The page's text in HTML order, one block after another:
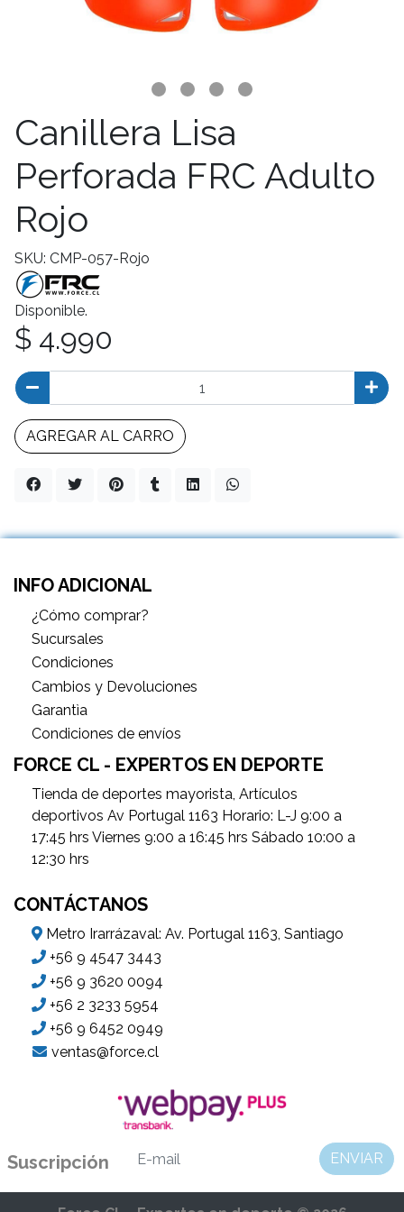
Canillera Lisa
Perforada FRC Adulto
Rojo
SKU: CMP-057-Rojo
Disponible.
$ 4.990
AGREGAR AL CARRO
INFO ADICIONAL
¿Cómo comprar?
Sucursales
Condiciones
Cambios y Devoluciones
Garantìa
Condiciones de envíos
FORCE CL - EXPERTOS EN DEPORTE
Tienda de deportes mayorista, Artículos
deportivos Av Portugal 1163 Horario: L-J 9:00 a
17:45 hrs Viernes 9:00 a 16:45 hrs Sábado 10:00 a
12:30 hrs
CONTÁCTANOS
Metro Irarrázaval: Av. Portugal 1163, Santiago
+56 9 4547 3443
+56 9 3620 0094
+56 2 3233 5954
+56 9 6452 0949
ventas@force.cl
Suscripción ENVIAR